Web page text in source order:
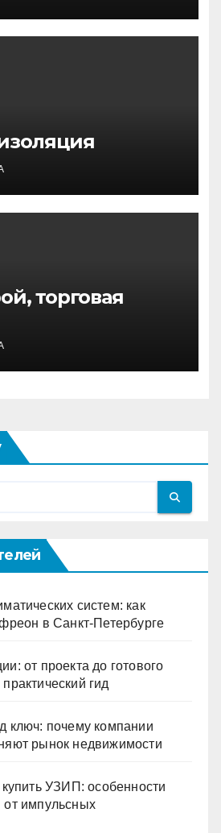
торговая
систем: как
в Санкт-Петербурге
от проекта до готового
гид
ключ: почему компании
рынок недвижимости
купить УЗИП: особенности
от импульсных